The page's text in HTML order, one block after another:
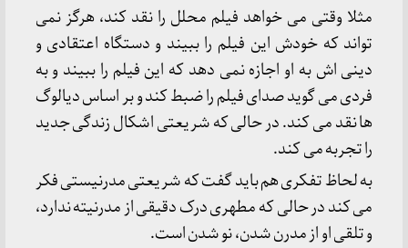
مثلا وقتی می خواهد فیلم محلل را نقد کند، هرگز نمی
تواند که خودش این فیلم را ببیند و دستگاه اعتقادی و
دینی اش به او اجازه نمی دهد که این فیلم را ببیند و به
فردی می گوید صدای فیلم را ضبط کند و بر اساس دیالوگ
ها نقد می کند. در حالی که شریعتی اشکال زندگی جدید
را تجربه می کند.
به لحاظ تفکری هم باید گفت که شریعتی مدرنیستی فکر
می کند در حالی که مطهری درک دقیقی از مدرنیته ندارد،
و تلقی او از مدرن شدن، نو شدن است.